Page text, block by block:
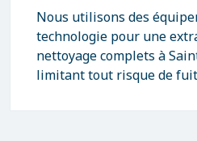
Nous utilisons des
technologie pour une
nettoyage complets à
limitant tout risque de